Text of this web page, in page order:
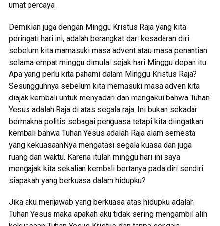
umat percaya.
Demikian juga dengan Minggu Kristus Raja yang kita
peringati hari ini, adalah berangkat dari kesadaran diri
sebelum kita mamasuki masa advent atau masa penantian
selama empat minggu dimulai sejak hari Minggu depan itu.
Apa yang perlu kita pahami dalam Minggu Kristus Raja?
Sesungguhnya sebelum kita memasuki masa adven kita
diajak kembali untuk menyadari dan mengakui bahwa Tuhan
Yesus adalah Raja di atas segala raja. Ini bukan sekadar
bermakna politis sebagai penguasa tetapi kita diingatkan
kembali bahwa Tuhan Yesus adalah Raja alam semesta
yang kekuasaanNya mengatasi segala kuasa dan juga
ruang dan waktu. Karena itulah minggu hari ini saya
mengajak kita sekalian kembali bertanya pada diri sendiri:
siapakah yang berkuasa dalam hidupku?
Jika aku menjawab yang berkuasa atas hidupku adalah
Tuhan Yesus maka apakah aku tidak sering mengambil alih